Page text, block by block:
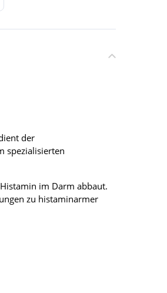
der
spezialisierten
im Darm abbaut.
zu histaminarmer